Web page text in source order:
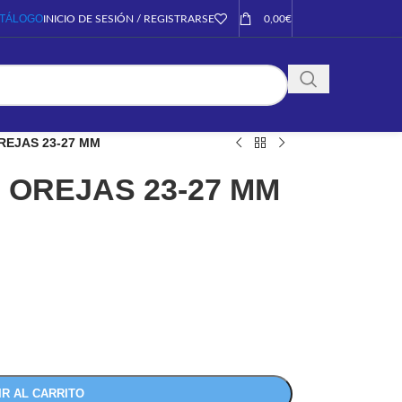
INICIO DE SESIÓN / REGISTRARSE 0,00€
23-27 MM
23-27 MM
AL CARRITO